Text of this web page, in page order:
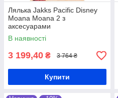
Лялька Jakks Pacific Disney
Moana Moana 2 з
аксесуарами
В наявності
3 199,40 ₴ 3 764 ₴
Купити